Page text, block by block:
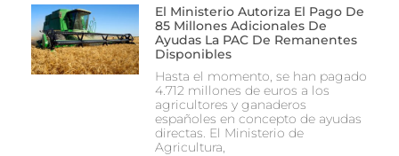
El Ministerio Autoriza El Pago De
85 Millones Adicionales De
Ayudas La PAC De Remanentes
Disponibles
Hasta el momento, se han pagado
4.712 millones de euros a los
agricultores y ganaderos
españoles en concepto de ayudas
directas. El Ministerio de
Agricultura,